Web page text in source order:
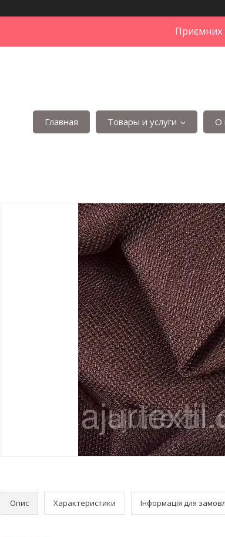
Приємних
Главная Товары и услуги О
Опис Характеристики Інформація для